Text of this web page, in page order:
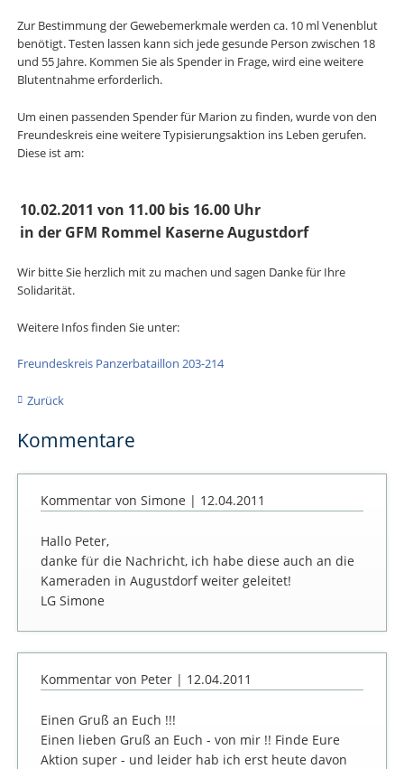
Zur Bestimmung der Gewebemerkmale werden ca. 10 ml Venenblut
benötigt. Testen lassen kann sich jede gesunde Person zwischen 18
und 55 Jahre. Kommen Sie als Spender in Frage, wird eine weitere
Blutentnahme erforderlich.
Um einen passenden Spender für Marion zu finden, wurde von den
Freundeskreis eine weitere Typisierungsaktion ins Leben gerufen.
Diese ist am:
10.02.2011 von 11.00 bis 16.00 Uhr
in der GFM Rommel Kaserne Augustdorf
Wir bitte Sie herzlich mit zu machen und sagen Danke für Ihre
Solidarität.
Weitere Infos finden Sie unter:
Freundeskreis Panzerbataillon 203-214
Zurück
Kommentare
Kommentar von Simone | 12.04.2011
Hallo Peter,
danke für die Nachricht, ich habe diese auch an die
Kameraden in Augustdorf weiter geleitet!
LG Simone
Kommentar von Peter | 12.04.2011
Einen Gruß an Euch !!!
Einen lieben Gruß an Euch - von mir !! Finde Eure
Aktion super - und leider hab ich erst heute davon